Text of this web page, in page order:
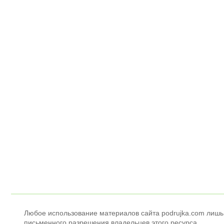
Любое использование материалов сайта podrujka.com